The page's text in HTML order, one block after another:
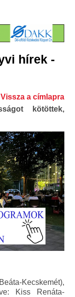
hírek -
Vissza a címlapra
kötöttek,
Kecskemét),
Kiss Renáta-